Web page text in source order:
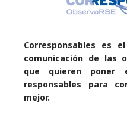
Corresponsables es
comunicación de las
que quieren poner
responsables para
mejor.